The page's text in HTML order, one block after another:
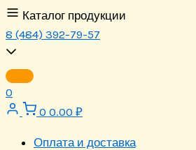
Перейти
к
содержимому
Каталог продукции
8 (484) 392-79-57
0
0 0.00 ₽
Оплата и доставка